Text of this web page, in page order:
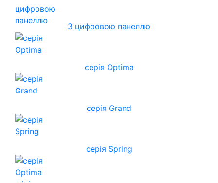
З цифровою панеллю
серія Optima
серія Grand
серія Spring